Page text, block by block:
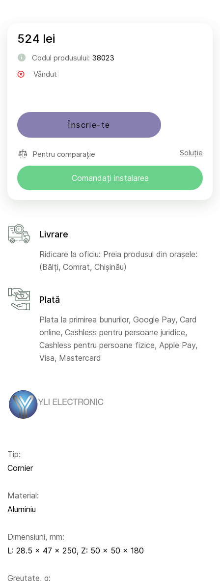
Tip:
Cornier
Material:
Aluminiu
Dimensiuni, mm:
L: 28.5 x 47 x 250, Z: 50 x 50 x 180
Greutate, g:
524 lei
Codul produsului: 38023
Vândut
Înscrie-te
Pentru comparație Soluție
Comandați instalarea
Livrare
Ridicare la oficiu: Preia produsul din orașele:
(Bălți, Comrat, Chișinău)
Plată
Plata la primirea bunurilor, Google Pay, Card
online, Cashless pentru persoane juridice,
Cashless pentru persoane fizice, Apple Pay,
Visa, Mastercard